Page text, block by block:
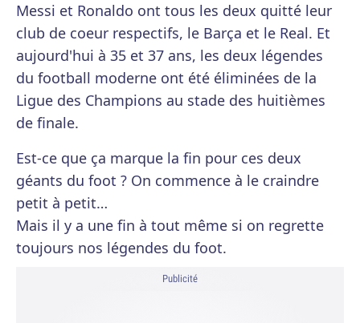
Messi et Ronaldo ont tous les deux quitté leur
club de coeur respectifs, le Barça et le Real. Et
aujourd'hui à 35 et 37 ans, les deux légendes
du football moderne ont été éliminées de la
Ligue des Champions au stade des huitièmes
de finale.
Est-ce que ça marque la fin pour ces deux
géants du foot ? On commence à le craindre
petit à petit…
Mais il y a une fin à tout même si on regrette
toujours nos légendes du foot.
Publicité